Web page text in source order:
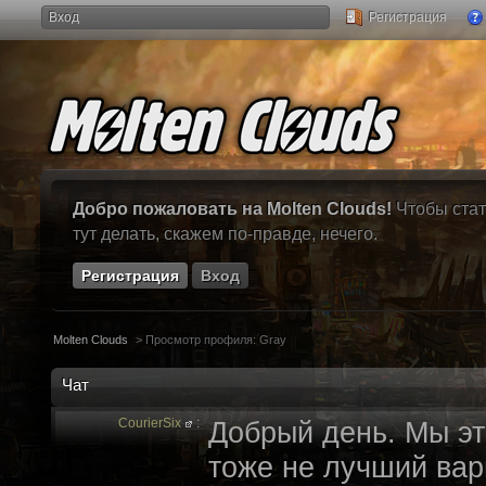
Вход Регистрация
Добро пожаловать на Molten Clouds! Чтобы
тут делать, скажем по-правде, нечего.
Регистрация Вход
Molten Clouds > Просмотр профиля: Gray
Чат
CourierSix : Добрый день. Мы
тоже не лучший